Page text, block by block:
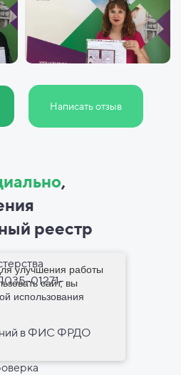
Написать отзыв
,
реестр
01271-
в ФИС ФРДО
улучшения работы
сайт, вы
использования